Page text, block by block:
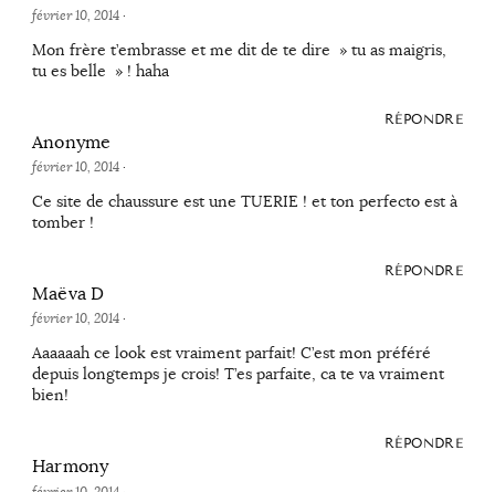
février 10, 2014·
Mon frère t’embrasse et me dit de te dire » tu as maigris,
tu es belle » ! haha
RÉPONDRE
Anonyme
février 10, 2014·
Ce site de chaussure est une TUERIE ! et ton perfecto est à
tomber !
RÉPONDRE
Maëva D
février 10, 2014·
Aaaaaah ce look est vraiment parfait! C’est mon préféré
depuis longtemps je crois! T’es parfaite, ca te va vraiment
bien!
RÉPONDRE
Harmony